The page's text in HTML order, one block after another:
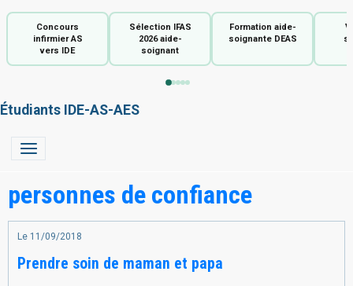
Concours
infirmier AS
vers IDE
Sélection IFAS
2026 aide-
soignant
Formation aide-
soignante DEAS
Étudiants IDE-AS-AES
personnes de confiance
Le 11/09/2018
Prendre soin de maman et papa